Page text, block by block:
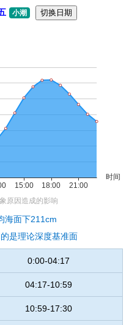
小潮 切换日期
海面下211cm
是理论深度基准面
0:00-04:17
04:17-10:59
10:59-17:30